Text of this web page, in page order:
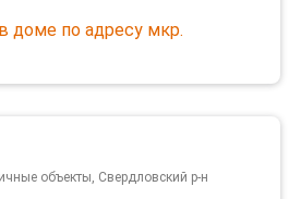
доме по адресу мкр.
объекты, Свердловский р-н